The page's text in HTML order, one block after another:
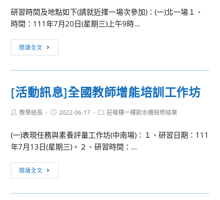
習
班
(二)」
及
「第
111
年
閩
語
拼
班
文
教
學
研
討
會
徵
辦
法
研習時間及地點如下(請就近擇一場次參加)：(一)北一場１、
時間：111年7月20日(星期三)上午9時...
閱讀全文
動
訊
國
法
模
擬
法
[活動訊息]全國教師增能培訓工作坊
Post教學組長
Post2022-06-17
Post莊敬樓一樓飲水機檢修結果
(一)表現任務與素養評量工作坊(中南場)：１、研習日期：111
年7月13日(星期三)。２、研習時間：...
閱讀全文
動
訊